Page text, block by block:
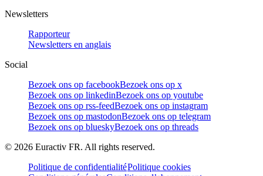
Newsletters
Rapporteur
Newsletters en anglais
Social
Bezoek ons op facebookBezoek ons op x
Bezoek ons op linkedinBezoek ons op youtube
Bezoek ons op rss-feedBezoek ons op instagram
Bezoek ons op mastodonBezoek ons op telegram
Bezoek ons op blueskyBezoek ons op threads
© 2026 Euractiv FR. All rights reserved.
Politique de confidentialitéPolitique cookies